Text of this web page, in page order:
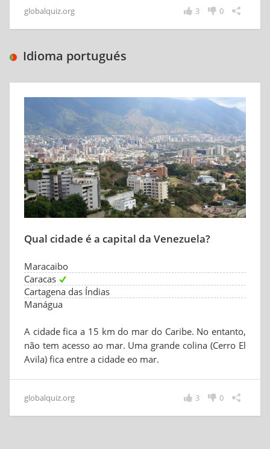
globalquiz.org 0
3
Idioma portugués
Qual cidade é a capital da Venezuela?
Maracaibo
Caracas
Cartagena das Índias
Manágua
A cidade fica a 15 km do mar do Caribe. No entanto,
não tem acesso ao mar. Uma grande colina (Cerro El
Avila) fica entre a cidade eo mar.
globalquiz.org 0
3